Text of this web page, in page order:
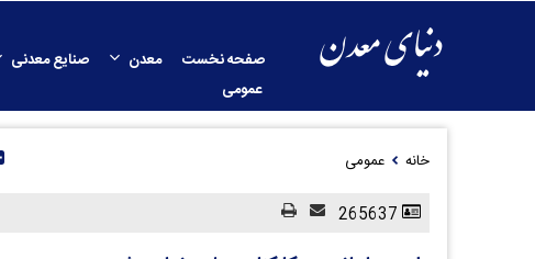
صفحه نخست معدن صنایع معدنی
عمومی
خانه عمومی